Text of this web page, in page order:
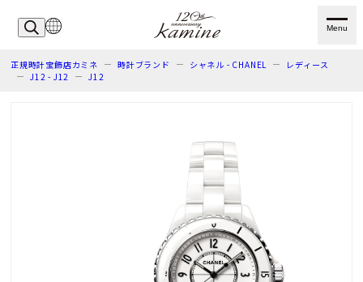
Menu
正規時計宝飾店カミネ 時計ブランド シャネル - CHANEL
レディース
J12 - J12
J12